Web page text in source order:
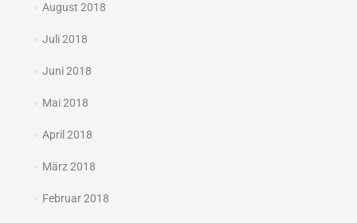
August 2018
Juli 2018
Juni 2018
Mai 2018
April 2018
März 2018
Februar 2018